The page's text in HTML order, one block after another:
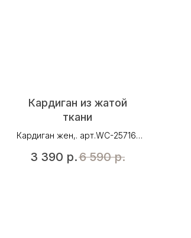
Кардиган из жатой
ткани
Кардиган жен,. арт.WС-25716,
3 390 р.6 590 р.